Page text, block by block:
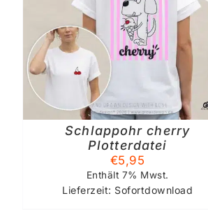
Schlappohr cherry
Plotterdatei
€5,95
Enthält 7% Mwst.
Lieferzeit: Sofortdownload
IN DEN WARENKORB
DETAILS